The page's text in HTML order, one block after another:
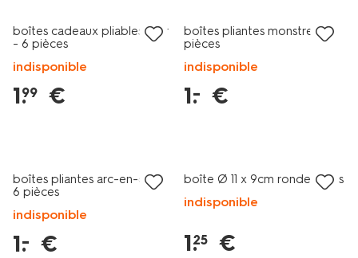
boîtes cadeaux pliables S or
- 6 pièces
indisponible
1.
99 €
boîtes pliantes monstre - 6
pièces
indisponible
1.
– €
boîtes pliantes arc-en-ciel -
6 pièces
indisponible
1.
– €
boîte Ø 11 x 9 cm ronde fleurs
indisponible
1.
25 €